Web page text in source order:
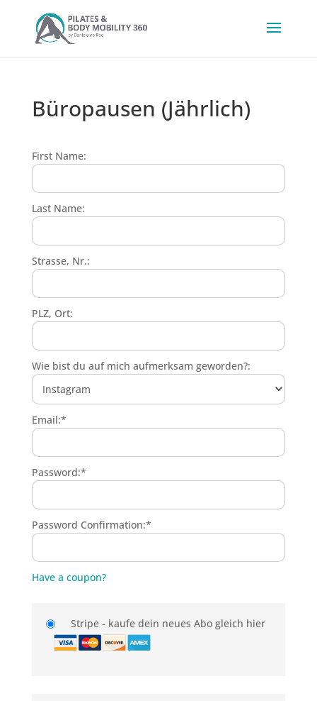
Büropausen (Jährlich)
First Name:
Last Name:
Strasse, Nr.:
PLZ, Ort:
Wie bist du auf mich aufmerksam geworden?:
Email:*
Password:*
Password Confirmation:*
Have a coupon?
Stripe - kaufe dein neues Abo gleich hier